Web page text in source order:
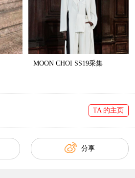
MOON CHOI SS19采集
TA 的主页
分享